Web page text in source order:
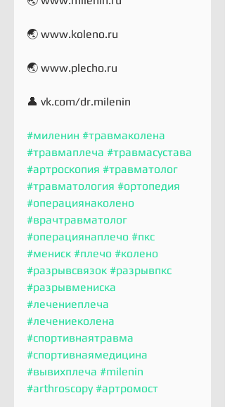
🌏 www.koleno.ru
🌏 www.plecho.ru
👤 vk.com/dr.milenin
#миленин #травмаколена
#травмаплеча #травмасустава
#артроскопия #травматолог
#травматология #ортопедия
#операциянаколено
#врачтравматолог
#операциянаплечо #пкс
#мениск #плечо #колено
#разрывсвязок #разрывпкс
#разрывмениска
#лечениеплеча
#лечениеколена
#спортивнаятравма
#спортивнаямедицина
#вывихплеча #milenin
#arthroscopy #артромост